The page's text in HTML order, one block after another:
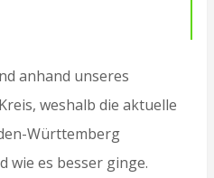
anhand unseres
weshalb die aktuelle
Württemberg
es besser ginge.